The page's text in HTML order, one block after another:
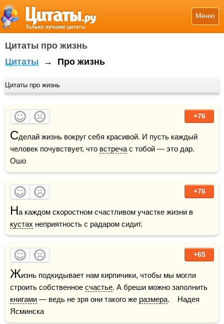
Меню
Цитаты про жизнь
Цитаты → Про жизнь
Цитаты про жизнь
+76
Сделай жизнь вокруг себя красивой. И пусть каждый
человек почувствует, что встреча с тобой — это дар.
Ошо
+76
Н
кустах неприятность с радаром сидит.
+65
Жизнь подкидывает нам кирпичики, чтобы мы могли
строить собственное счастье
книгами — ведь не зря они такого же размера.    Надея
Ясминска